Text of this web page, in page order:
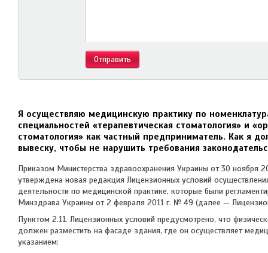
Отправить
Я осуществляю медицинскую практику по
специальностей «терапевтическая стоматология» и
стоматология» как частный предприниматель. Как я
вывеску, чтобы не нарушить требования
Приказом Министерства здравоохранения Украины от 30 ноября
утверждена новая редакция Лицензионных условий
деятельности по медицинской практике, которые были
Минздрава Украины от 2 февраля 2011 г. № 49 (далее —
Пунктом 2.11. Лицензионных условий предусмотрено, что
должен разместить на фасаде здания, где он осуществляет
указанием: